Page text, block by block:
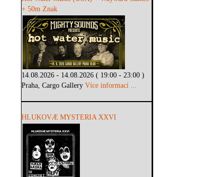
+ 50m Znak
14.08.2026 - 14.08.2026 ( 19:00 - 23:00 )
Praha, Cargo GalleryVíce informací ...
HLUKOVÆ MYSTERIA XXVI